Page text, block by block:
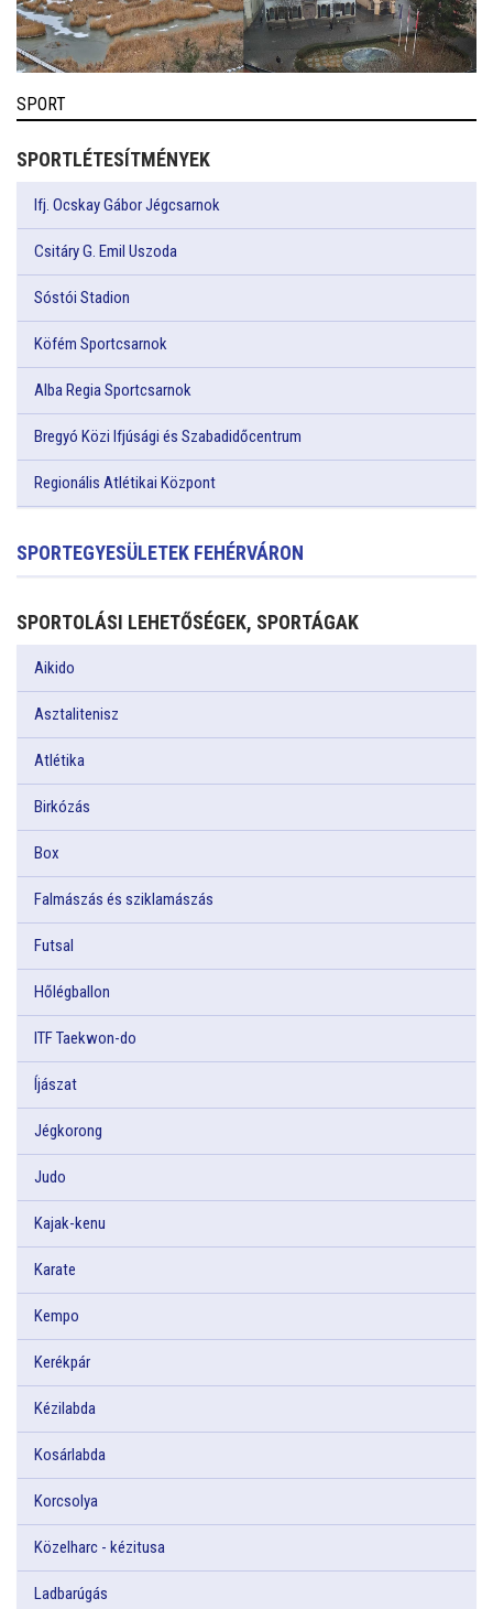
SPORT
SPORTLÉTESÍTMÉNYEK
Ifj. Ocskay Gábor Jégcsarnok
Csitáry G. Emil Uszoda
Sóstói Stadion
Köfém Sportcsarnok
Alba Regia Sportcsarnok
Bregyó Közi Ifjúsági és Szabadidőcentrum
Regionális Atlétikai Központ
SPORTEGYESÜLETEK FEHÉRVÁRON
SPORTOLÁSI LEHETŐSÉGEK, SPORTÁGAK
Aikido
Asztalitenisz
Atlétika
Birkózás
Box
Falmászás és sziklamászás
Futsal
Hőlégballon
ITF Taekwon-do
Íjászat
Jégkorong
Judo
Kajak-kenu
Karate
Kempo
Kerékpár
Kézilabda
Kosárlabda
Korcsolya
Közelharc - kézitusa
Ladbarúgás